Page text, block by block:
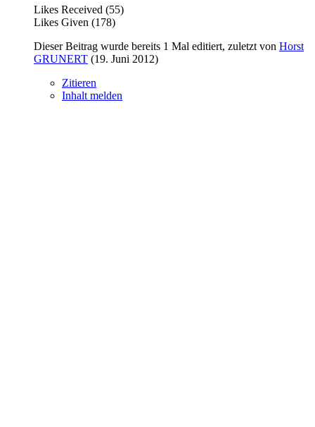
Likes Received (55)
Likes Given (178)
Dieser Beitrag wurde bereits 1 Mal editiert, zuletzt von Horst
GRUNERT (19. Juni 2012)
Zitieren
Inhalt melden